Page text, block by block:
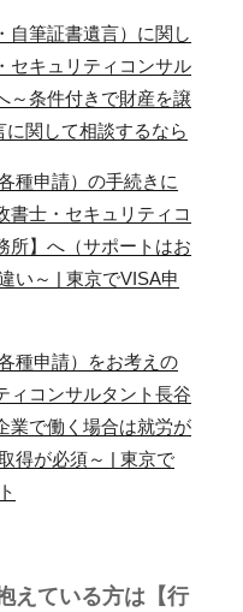
自筆証書遺言）に関し
セキュリティコンサル
～条件付きで財産を譲
関して相談するなら
種申請）の手続きに
書士・セキュリティコ
所】へ（サポートはお
い～ | 東京でVISA申
種申請）をお考えの
ィコンサルタント長谷
業で働く場合は就労が
得が必須～ | 東京で
えている方は 【行